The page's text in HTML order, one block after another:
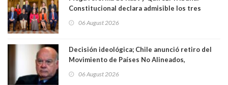
Constitucional declara admisible los tres
06 August 2026
Decisión ideológica; Chile anunció retiro del
Movimiento de Países No Alineados,
1971. Excanciller Insulza lamentó decisión
06 August 2026